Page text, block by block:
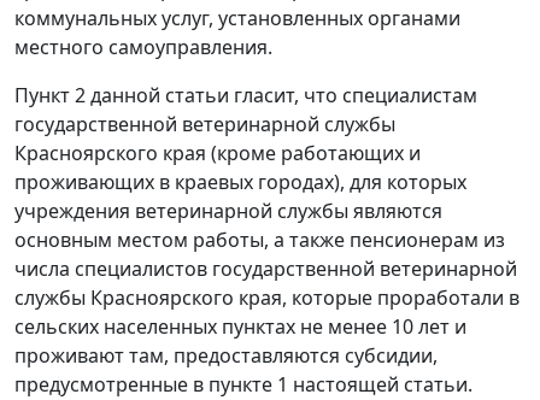
коммунальных услуг, установленных органами
местного самоуправления.
Пункт 2 данной статьи гласит, что специалистам
государственной ветеринарной службы
Красноярского края (кроме работающих и
проживающих в краевых городах), для которых
учреждения ветеринарной службы являются
основным местом работы, а также пенсионерам из
числа специалистов государственной ветеринарной
службы Красноярского края, которые проработали в
сельских населенных пунктах не менее 10 лет и
проживают там, предоставляются субсидии,
предусмотренные в пункте 1 настоящей статьи.